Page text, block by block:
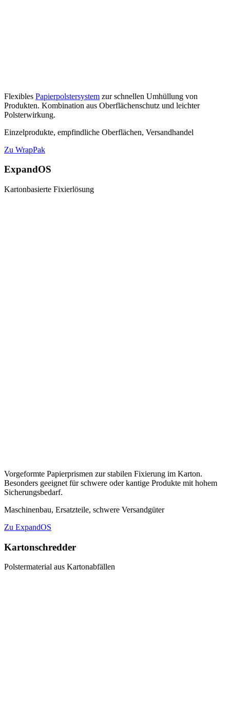
Flexibles Papierpolstersystem zur schnellen Umhüllung von
Produkten. Kombination aus Oberflächenschutz und leichter
Polsterwirkung.
Einzelprodukte, empfindliche Oberflächen, Versandhandel
Zu WrapPak
ExpandOS
Kartonbasierte Fixierlösung
Vorgeformte Papierprismen zur stabilen Fixierung im Karton.
Besonders geeignet für schwere oder kantige Produkte mit hohem
Sicherungsbedarf.
Maschinenbau, Ersatzteile, schwere Versandgüter
Zu ExpandOS
Kartonschredder
Polstermaterial aus Kartonabfällen